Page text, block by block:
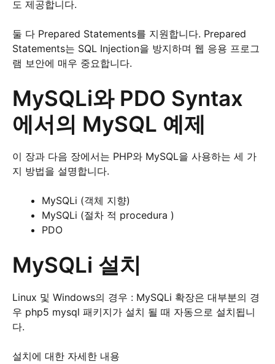
도 제공합니다.
둘 다 Prepared Statements를 지원합니다. Prepared
Statements는 SQL Injection을 방지하며 웹 응용 프로그
램 보안에 매우 중요합니다.
MySQLi와 PDO Syntax
에서의 MySQL 예제
이 장과 다음 장에서는 PHP와 MySQL을 사용하는 세 가
지 방법을 설명합니다.
MySQLi (객체 지향)
MySQLi (절차 적 procedura )
PDO
MySQLi 설치
Linux 및 Windows의 경우 : MySQLi 확장은 대부분의 경
우 php5 mysql 패키지가 설치 될 때 자동으로 설치됩니
다.
설치에 대한 자세한 내용